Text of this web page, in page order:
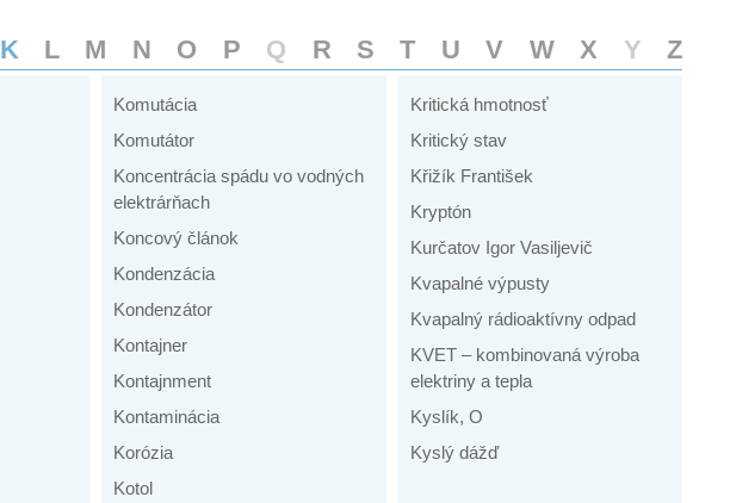
K L M N O P Q R S T U V W X Y Z
Komutácia
Komutátor
Koncentrácia spádu vo vodných
elektrárňach
Koncový článok
Kondenzácia
Kondenzátor
Kontajner
Kontajnment
Kontaminácia
Korózia
Kotol
Kritická hmotnosť
Kritický stav
Křižík František
Kryptón
Kurčatov Igor Vasiljevič
Kvapalné výpusty
Kvapalný rádioaktívny odpad
KVET – kombinovaná výroba
elektriny a tepla
Kyslík, O
Kyslý dážď